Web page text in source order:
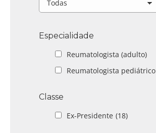
Especialidade
Reumatologista (adulto)
Reumatologista pediátrico
Classe
Ex-Presidente (18)